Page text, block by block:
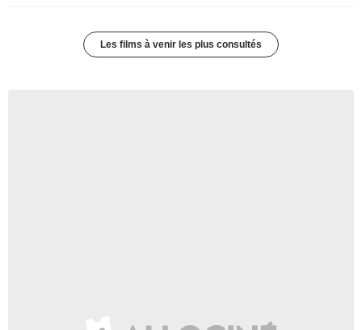
Les films à venir les plus consultés